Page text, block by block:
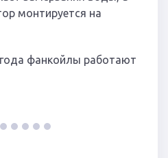
монтируется на
фанкойлы работают
3 4 5 6 7